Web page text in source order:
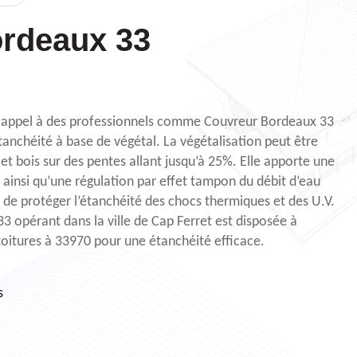
33
à des professionnels comme Couvreur Bordeaux 33
à base de végétal. La végétalisation peut être
bois sur des pentes allant jusqu’à 25%. Elle apporte une
qu’une régulation par effet tampon du débit d’eau
protéger l’étanchéité des chocs thermiques et des U.V.
opérant dans la ville de Cap Ferret est disposée à
à 33970 pour une étanchéité efficace.